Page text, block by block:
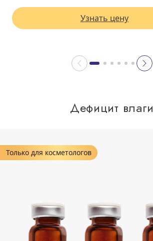
Узнать цену
Дефицит влаги
Только для косметологов